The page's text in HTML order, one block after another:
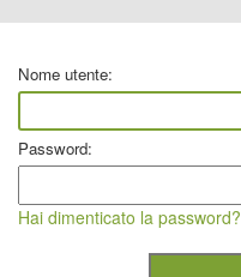
Nome utente:
Password:
Hai dimenticato la password?